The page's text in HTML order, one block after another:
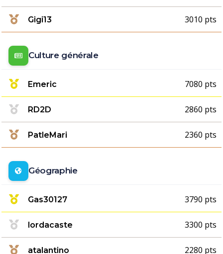
Gigi13 3010 pts
Culture générale
Emeric 7080 pts
RD2D 2860 pts
PatleMari 2360 pts
Géographie
Gas30127 3790 pts
lordacaste 3300 pts
atalantino 2280 pts